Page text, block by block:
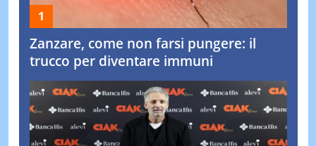
Zanzare, come non farsi pungere: il
trucco per diventare immuni